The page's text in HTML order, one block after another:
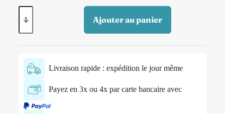
Ajouter au panier
Livraison rapide : expédition le jour même
Payez en 3x ou 4x par carte bancaire avec